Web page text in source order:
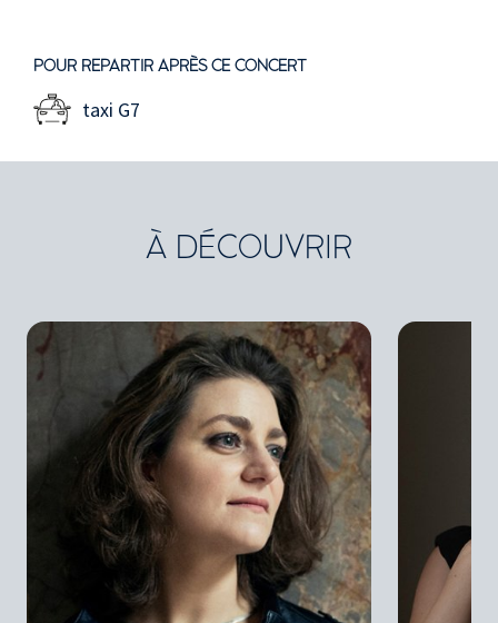
POUR REPARTIR APRÈS CE CONCERT
taxi G7
À DÉCOUVRIR